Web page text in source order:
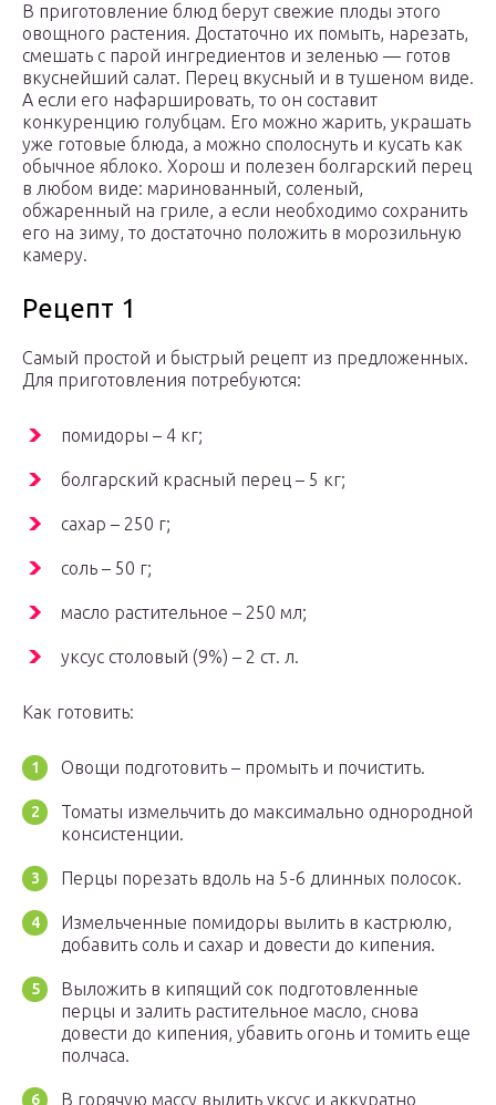
В приготовление блюд берут свежие плоды этого
овощного растения. Достаточно их помыть, нарезать,
смешать с парой ингредиентов и зеленью — готов
вкуснейший салат. Перец вкусный и в тушеном виде.
А если его нафаршировать, то он составит
конкуренцию голубцам. Его можно жарить, украшать
уже готовые блюда, а можно сполоснуть и кусать как
обычное яблоко. Хорош и полезен болгарский перец
в любом виде: маринованный, соленый,
обжаренный на гриле, а если необходимо сохранить
его на зиму, то достаточно положить в морозильную
камеру.
Рецепт 1
Самый простой и быстрый рецепт из предложенных.
Для приготовления потребуются:
помидоры – 4 кг;
болгарский красный перец – 5 кг;
сахар – 250 г;
соль – 50 г;
масло растительное – 250 мл;
уксус столовый (9%) – 2 ст. л.
Как готовить:
Овощи подготовить – промыть и почистить.
Томаты измельчить до максимально однородной
консистенции.
Перцы порезать вдоль на 5-6 длинных полосок.
Измельченные помидоры вылить в кастрюлю,
добавить соль и сахар и довести до кипения.
Выложить в кипящий сок подготовленные
перцы и залить растительное масло, снова
довести до кипения, убавить огонь и томить еще
полчаса.
В горячую массу вылить уксус и аккуратно